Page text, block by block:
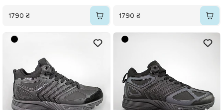
1790 ₴ 1790 ₴